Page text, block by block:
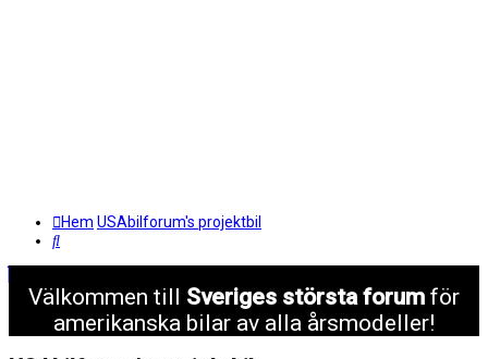
Hem USAbilforum's projektbil
Sök
Välkommen till Sveriges största forum för
amerikanska bilar av alla årsmodeller!